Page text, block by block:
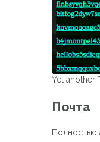
Yet another
Почта
Полностью